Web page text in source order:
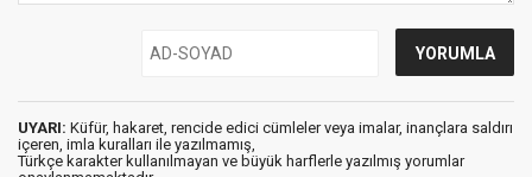
UYARI: Küfür, hakaret, rencide edici cümleler veya imalar, inançlara saldırı
içeren, imla kuralları ile yazılmamış,
Türkçe karakter kullanılmayan ve büyük harflerle yazılmış yorumlar